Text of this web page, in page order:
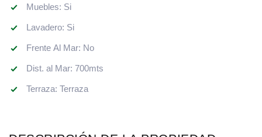
Muebles: Si
Lavadero: Si
Frente Al Mar: No
Dist. al Mar: 700mts
Terraza: Terraza